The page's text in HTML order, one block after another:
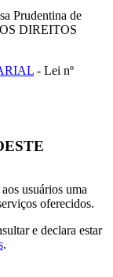
Prudentina de
DIREITOS
- Lei nº
usuários uma
oferecidos.
e declara estar
.